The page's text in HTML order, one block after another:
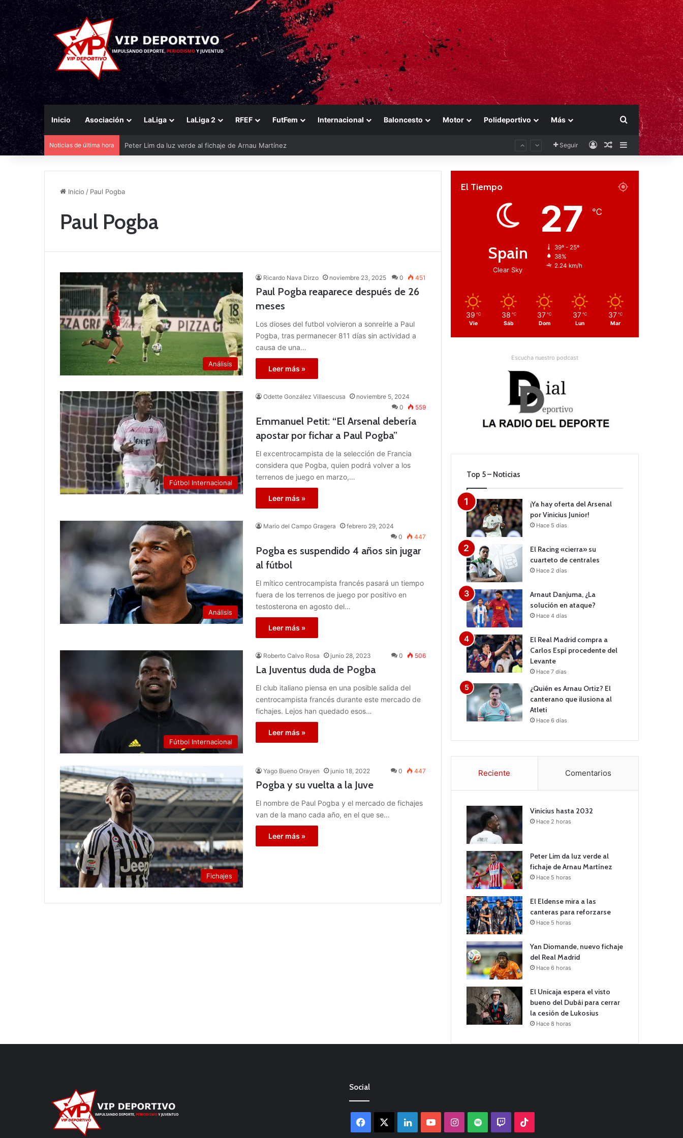
Inicio Asociación LaLiga LaLiga 2 RFEF FutFem Internacional Baloncesto Motor Polideportivo Más Buscar por
Noticias de última hora Peter Lim da luz verde al fichaje de Arnau Martínez Seguir AccesoPublicación al
Barra lateral
Inicio / Paul Pogba
Paul Pogba
Análisis
Ricardo Nava Dirzo noviembre 23, 2025 0 451
Paul Pogba reaparece después de 26
meses
Los dioses del futbol volvieron a sonreírle a Paul
Pogba, tras permanecer 811 días sin actividad a
causa de una…
Leer más »
Fútbol Internacional
Odette González Villaescusa
noviembre 5, 2024
0
559
Emmanuel Petit: “El Arsenal debería
apostar por fichar a Paul Pogba”
El excentrocampista de la selección de Francia
considera que Pogba, quien podrá volver a los
terrenos de juego en marzo,…
Leer más »
Análisis
Mario del Campo Gragera
febrero 29, 2024
0
447
Pogba es suspendido 4 años sin jugar
al fútbol
El mítico centrocampista francés pasará un tiempo
fuera de los terrenos de juego por positivo en
testosterona en agosto del…
Leer más »
Fútbol Internacional
Roberto Calvo Rosa junio 28, 2023 0 506
La Juventus duda de Pogba
El club italiano piensa en una posible salida del
centrocampista francés durante este mercado de
fichajes. Lejos han quedado esos…
Leer más »
Fichajes
Yago Bueno Orayen junio 18, 2022 0 447
Pogba y su vuelta a la Juve
El nombre de Paul Pogba y el mercado de fichajes
van de la mano cada año, en el que se…
Leer más »
El Tiempo
Spain
Clear Sky
27 ℃
39º - 25º
38%
2.24 km/h
39 ℃
Vie
38 ℃
Sáb
37 ℃
Dom
37 ℃
Lun
37 ℃
Mar
Escucha nuestro podcast
Top 5 – Noticias
¡Ya hay oferta del Arsenal
por Vinicius Junior!
Hace 5 días
El Racing «cierra» su
cuarteto de centrales
Hace 2 días
Arnaut Danjuma, ¿La
solución en ataque?
Hace 4 días
El Real Madrid compra a
Carlos Espí procedente del
Levante
Hace 7 días
¿Quién es Arnau Ortiz? El
canterano que ilusiona al
Atleti
Hace 6 días
Reciente Comentarios
Vinicius hasta 2032
Hace 2 horas
Peter Lim da luz verde al
fichaje de Arnau Martínez
Hace 5 horas
El Eldense mira a las
canteras para reforzarse
Hace 5 horas
Yan Diomande, nuevo fichaje
del Real Madrid
Hace 6 horas
El Unicaja espera el visto
bueno del Dubái para cerrar
la cesión de Lukosius
Hace 8 horas
Social
Facebook LinkedInYouTubeInstagram
Spotify Twitch